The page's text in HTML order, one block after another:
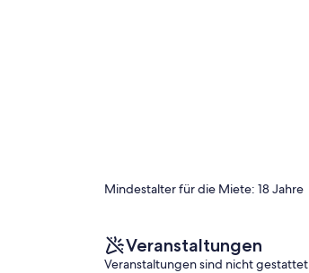
Mindestalter für die Miete: 18 Jahre
Veranstaltungen
Veranstaltungen sind nicht gestattet